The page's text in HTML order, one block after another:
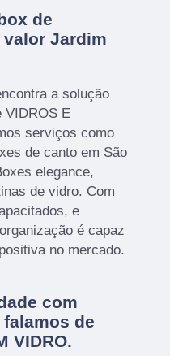
de
Jardim
a solução
VIDROS E
serviços como
de canto em São
elegance,
de vidro. Com
e
é capaz
no mercado.
com
de
VIDRO.